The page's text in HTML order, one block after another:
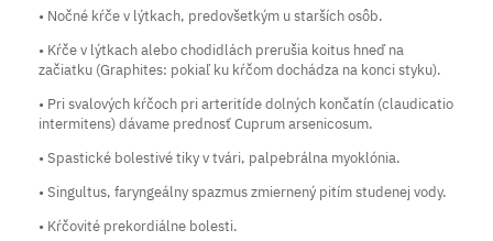
• Nočné kŕče v lýtkach, predovšetkým u starších osôb.
• Kŕče v lýtkach alebo chodidlách prerušia koitus hneď na
začiatku (Graphites: pokiaľ ku kŕčom dochádza na konci styku).
• Pri svalových kŕčoch pri arteritíde dolných končatín (claudicatio
intermitens) dávame prednosť Cuprum arsenicosum.
• Spastické bolestivé tiky v tvári, palpebrálna myoklónia.
• Singultus, faryngeálny spazmus zmiernený pitím studenej vody.
• Kŕčovité prekordiálne bolesti.